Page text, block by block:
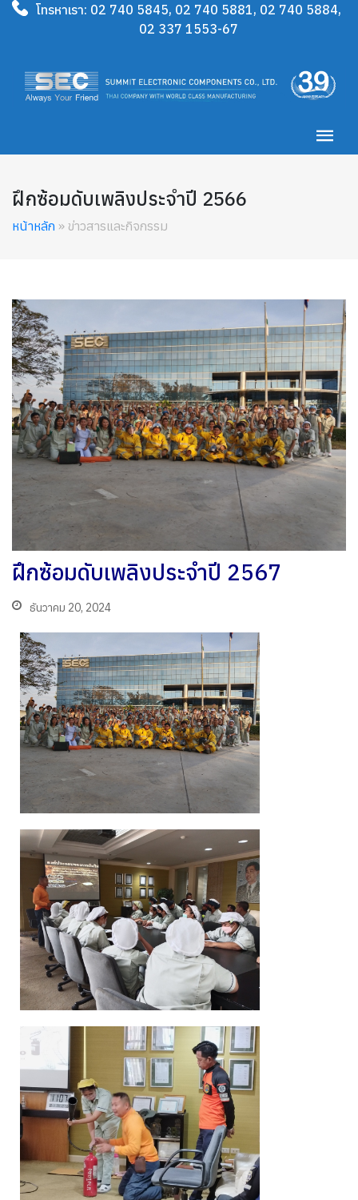
โทรหาเรา: 02 740 5845, 02 740 5881, 02 740 5884,
02 337 1553-67
ฝึกซ้อมดับเพลิงประจำปี 2566
หน้าหลัก » ข่าวสารและกิจกรรม
ฝึกซ้อมดับเพลิงประจำปี 2567
ธันวาคม 20, 2024